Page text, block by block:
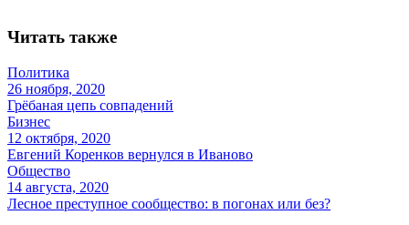
Читать также
Политика
26 ноября, 2020
Грёбаная цепь совпадений
Бизнес
12 октября, 2020
Евгений Коренков вернулся в Иваново
Общество
14 августа, 2020
Лесное преступное сообщество: в погонах или без?